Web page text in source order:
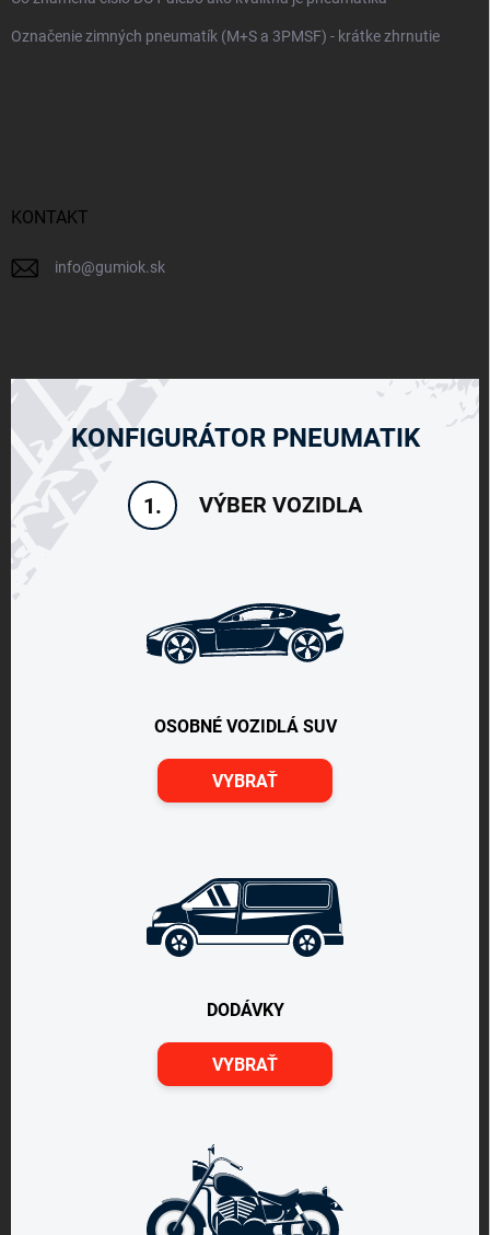
Označenie zimných pneumatík (M+S a 3PMSF) - krátke zhrnutie
KONTAKT
info@gumiok.sk
KONFIGURÁTOR PNEUMATIK
1. VÝBER VOZIDLA
OSOBNÉ VOZIDLÁ SUV
VYBRAŤ
DODÁVKY
VYBRAŤ